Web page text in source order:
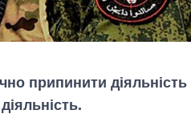
припинити діяльність